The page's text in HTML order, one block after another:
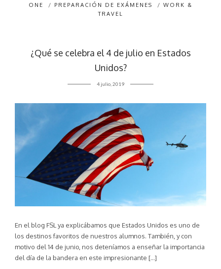
ONE
/ PREPARACIÓN DE EXÁMENES / WORK &
TRAVEL
¿Qué se celebra el 4 de julio en Estados
Unidos?
4 julio, 2019
En el blog FSL ya explicábamos que Estados Unidos es uno de
los destinos favoritos de nuestros alumnos. También, y con
motivo del 14 de junio, nos deteníamos a enseñar la importancia
del día de la bandera en este impresionante […]